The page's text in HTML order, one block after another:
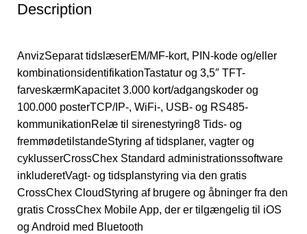
Description
AnvizSeparat tidslæserEM/MF-kort, PIN-kode og/eller
kombinationsidentifikationTastatur og 3,5″ TFT-
farveskærmKapacitet 3.000 kort/adgangskoder og
100.000 posterTCP/IP-, WiFi-, USB- og RS485-
kommunikationRelæ til sirenestyring8 Tids- og
fremmødetilstandeStyring af tidsplaner, vagter og
cyklusserCrossChex Standard administrationssoftware
inkluderetVagt- og tidsplanstyring via den gratis
CrossChex CloudStyring af brugere og åbninger fra den
gratis CrossChex Mobile App, der er tilgængelig til iOS
og Android med Bluetooth